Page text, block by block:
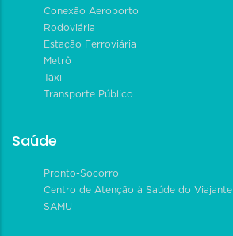
Conexão Aeroporto
Rodoviária
Estação Ferroviária
Metrô
Táxi
Transporte Público
Saúde
Pronto-Socorro
Centro de Atenção à Saúde do Viajante
SAMU